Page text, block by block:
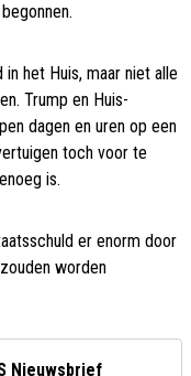
het Huis, maar niet alle
Trump en Huis-
dagen en uren op een
toch voor te
is.
er enorm door
worden
Nieuwsbrief